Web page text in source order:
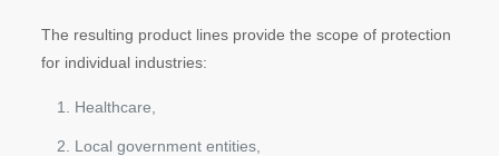
The resulting product lines provide the scope of protection
for individual industries:
Healthcare,
Local government entities,